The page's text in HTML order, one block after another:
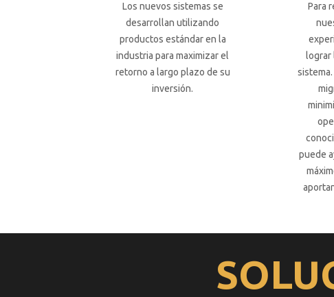
Los nuevos sistemas se
desarrollan utilizando
productos estándar en la
industria para maximizar el
retorno a largo plazo de su
inversión.
Para
lograr
puede